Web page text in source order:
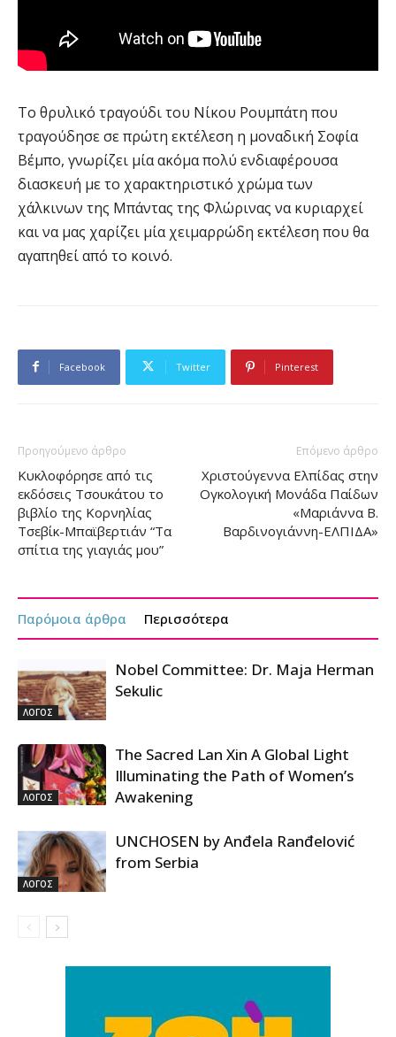
To θρυλικό τραγούδι του Νίκου Ρουμπάτη που
τραγούδησε σε πρώτη εκτέλεση η μοναδική Σοφία
Βέμπο, γνωρίζει μία ακόμα πολύ ενδιαφέρουσα
διασκευή με το χαρακτηριστικό χρώμα των
χάλκινων της Μπάντας της Φλώρινας να κυριαρχεί
και να μας χαρίζει μία χειμαρρώδη εκτέλεση που θα
αγαπηθεί από το κοινό.
Facebook Twitter Pinterest
Προηγούμενο άρθρο
Κυκλοφόρησε από τις
εκδόσεις Τσουκάτου το
βιβλίο της Κορνηλίας
Τσεβίκ-Μπαϊβερτιάν “Τα
σπίτια της γιαγιάς μου”
Επόμενο άρθρο
Χριστούγεννα Ελπίδας στην
Ογκολογική Μονάδα Παίδων
«Μαριάννα Β.
Βαρδινογιάννη-ΕΛΠΙΔΑ»
Παρόμοια άρθρα Περισσότερα
ΛΟΓΟΣ
Nobel Committee: Dr. Maja Herman
Sekulic
ΛΟΓΟΣ
The Sacred Lan Xin A Global Light
Illuminating the Path of Women’s
Awakening
ΛΟΓΟΣ
UNCHOSEN by Anđela Ranđelović
from Serbia